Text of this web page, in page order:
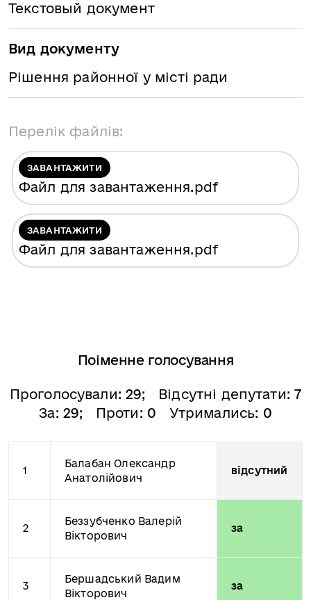
Текстовый документ
Вид документу
Рішення районної у місті ради
Перелік файлів:
ЗАВАНТАЖИТИ
Файл для завантаження.pdf
ЗАВАНТАЖИТИ
Файл для завантаження.pdf
Поіменне голосування
Проголосували:29; Відсутні депутати:7
За: 29; Проти: 0 Утримались: 0
1
Балабан Олександр
Анатолійович
відсутний
2
Беззубченко Валерій
Вікторович
за
3
Бершадський Вадим
Вікторович
за